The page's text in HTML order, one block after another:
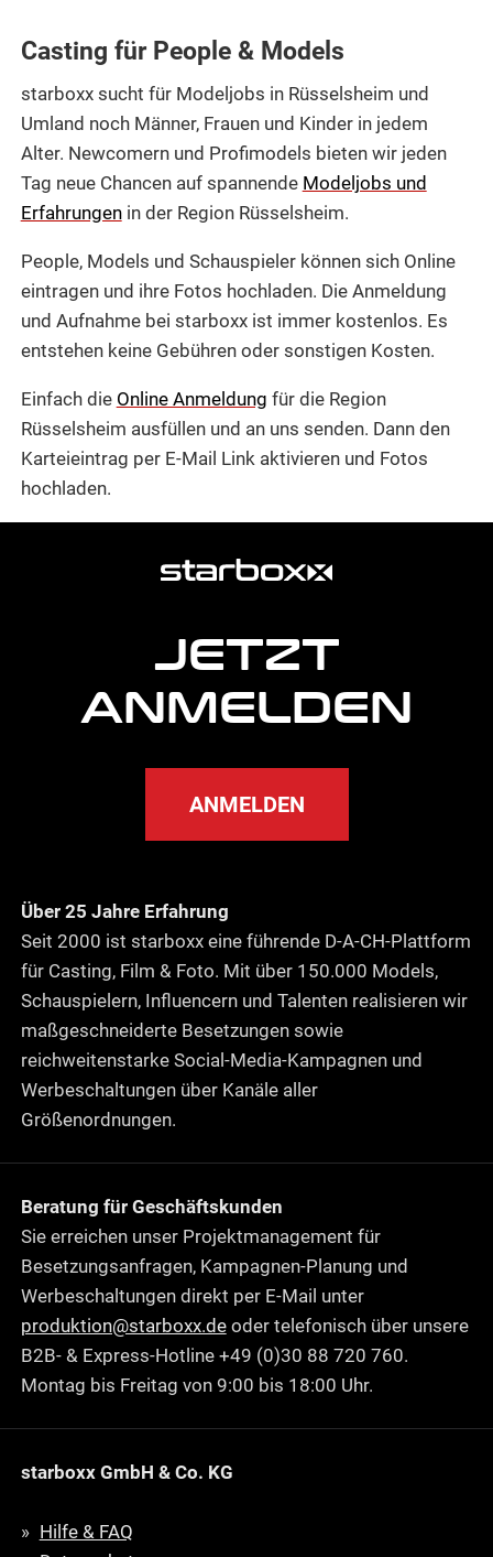
Casting für People & Models
starboxx sucht für Modeljobs in Rüsselsheim und
Umland noch Männer, Frauen und Kinder in jedem
Alter. Newcomern und Profimodels bieten wir jeden
Tag neue Chancen auf spannende Modeljobs und
Erfahrungenin der Region Rüsselsheim.
People, Models und Schauspieler können sich Online
eintragen und ihre Fotos hochladen. Die Anmeldung
und Aufnahme bei starboxx ist immer kostenlos. Es
entstehen keine Gebühren oder sonstigen Kosten.
Einfach die Online Anmeldung für die Region
Rüsselsheim ausfüllen und an uns senden. Dann den
Karteieintrag per E-Mail Link aktivieren und Fotos
hochladen.
JETZT
ANMELDEN
ANMELDEN
Über 25 Jahre Erfahrung
Seit 2000 ist starboxx eine führende D-A-CH-Plattform
für Casting, Film & Foto. Mit über 150.000 Models,
Schauspielern, Influencern und Talenten realisieren wir
maßgeschneiderte Besetzungen sowie
reichweitenstarke Social-Media-Kampagnen und
Werbeschaltungen über Kanäle aller
Größenordnungen.
Beratung für Geschäftskunden
Sie erreichen unser Projektmanagement für
Besetzungsanfragen, Kampagnen-Planung und
Werbeschaltungen direkt per E-Mail unter
produktion@starboxx.deoder telefonisch über unsere
B2B- & Express-Hotline +49 (0)30 88 720 760.
Montag bis Freitag von 9:00 bis 18:00 Uhr.
starboxx GmbH & Co. KG
Hilfe & FAQ